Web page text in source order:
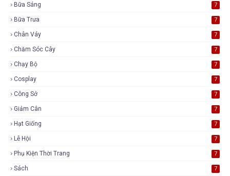
Bữa Sáng 7
Bữa Trưa 7
Chân Váy 7
Chăm Sóc Cây 7
Chạy Bộ 7
Cosplay 7
Công Sở 7
Giảm Cân 7
Hạt Giống 7
Lễ Hội 7
Phụ Kiện Thời Trang 7
Sách 7